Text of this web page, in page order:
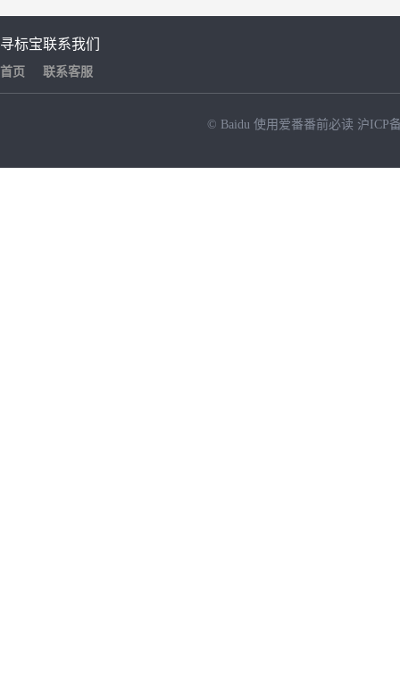
寻标宝
首页
联系我们
联系客服
© Baidu 使用爱番番前必读 沪ICP